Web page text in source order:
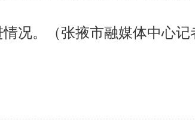
况。 （张掖市融媒体中心